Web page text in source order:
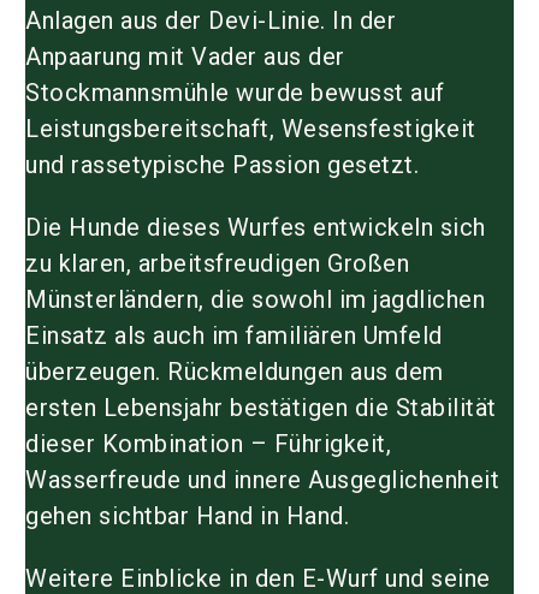
Anlagen aus der Devi-Linie. In der
Anpaarung mit Vader aus der
Stockmannsmühle wurde bewusst auf
Leistungsbereitschaft, Wesensfestigkeit
und rassetypische Passion gesetzt.
Die Hunde dieses Wurfes entwickeln sich
zu klaren, arbeitsfreudigen Großen
Münsterländern, die sowohl im jagdlichen
Einsatz als auch im familiären Umfeld
überzeugen. Rückmeldungen aus dem
ersten Lebensjahr bestätigen die Stabilität
dieser Kombination – Führigkeit,
Wasserfreude und innere Ausgeglichenheit
gehen sichtbar Hand in Hand.
Weitere Einblicke in den E-Wurf und seine